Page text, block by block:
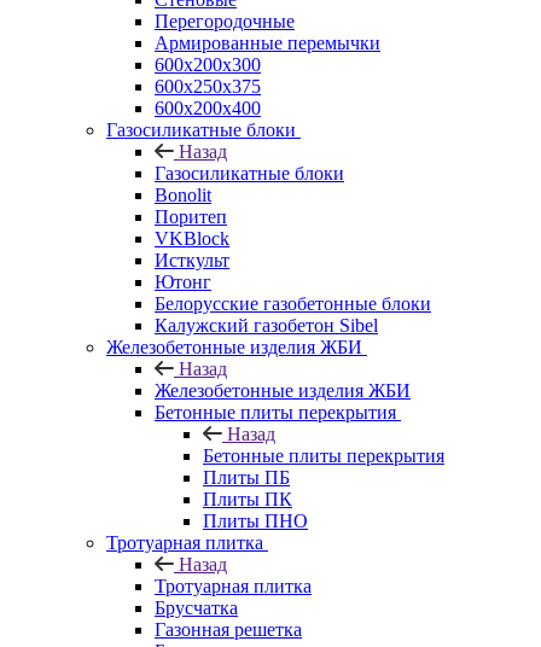
Перегородочные
Армированные перемычки
600х200х300
600х250х375
600х200х400
Газосиликатные блоки
Назад
Газосиликатные блоки
Bonolit
Поритеп
VKBlock
Исткульт
Ютонг
Белорусские газобетонные блоки
Калужский газобетон Sibel
Железобетонные изделия ЖБИ
Назад
Железобетонные изделия ЖБИ
Бетонные плиты перекрытия
Назад
Бетонные плиты перекрытия
Плиты ПБ
Плиты ПК
Плиты ПНО
Тротуарная плитка
Назад
Тротуарная плитка
Брусчатка
Газонная решетка